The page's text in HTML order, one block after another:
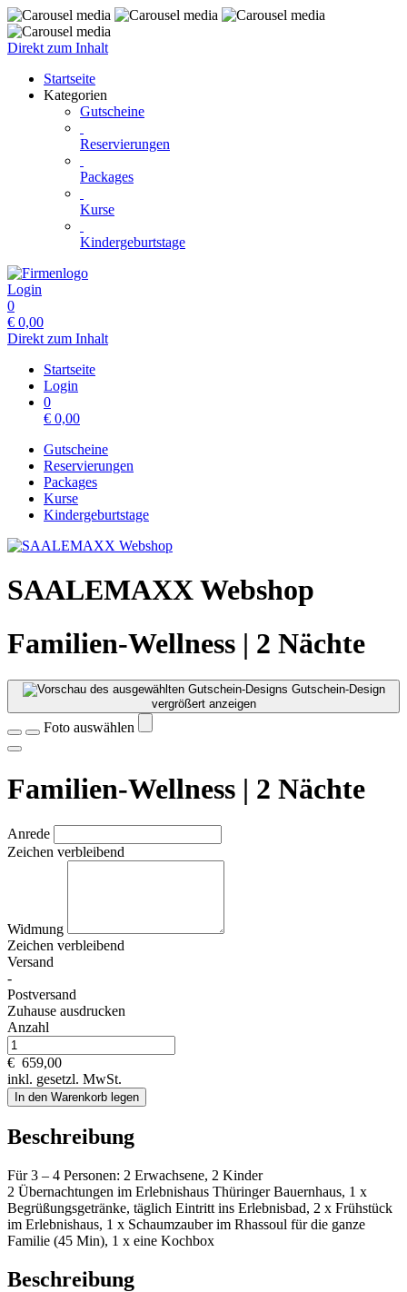
Direkt zum Inhalt
Startseite
Kategorien
Gutscheine
Reservierungen
Packages
Kurse
Kindergeburtstage
Login
0
€ 0,00
Direkt zum Inhalt
Startseite
Login
0
€ 0,00
Gutscheine
Reservierungen
Packages
Kurse
Kindergeburtstage
SAALEMAXX Webshop
Familien-Wellness | 2 Nächte
Gutschein-Design
vergrößert anzeigen
Foto auswählen
Familien-Wellness | 2 Nächte
Anrede
Zeichen verbleibend
Widmung
Zeichen verbleibend
Versand
-
Postversand
Zuhause ausdrucken
Anzahl
€ 659,00
inkl. gesetzl. MwSt.
In den Warenkorb legen
Beschreibung
Für 3 – 4 Personen: 2 Erwachsene, 2 Kinder
2 Übernachtungen im Erlebnishaus Thüringer Bauernhaus, 1 x
Begrüßungsgetränke, täglich Eintritt ins Erlebnisbad, 2 x Frühstück
im Erlebnishaus, 1 x Schaumzauber im Rhassoul für die ganze
Familie (45 Min), 1 x eine Kochbox
Beschreibung